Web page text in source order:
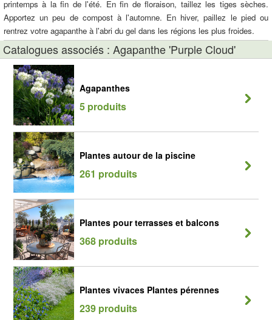
printemps à la fin de l'été. En fin de floraison, taillez les tiges sèches.
Apportez un peu de compost à l'automne. En hiver, paillez le pied ou
rentrez votre agapanthe à l'abri du gel dans les régions les plus froides.
Catalogues associés : Agapanthe 'Purple Cloud'
Agapanthes
5 produits
Plantes autour de la piscine
261 produits
Plantes pour terrasses et balcons
368 produits
Plantes vivaces Plantes pérennes
239 produits